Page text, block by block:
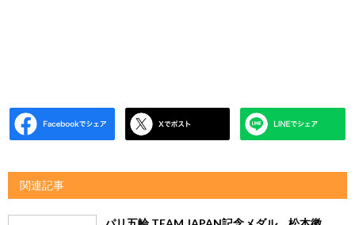
関連記事